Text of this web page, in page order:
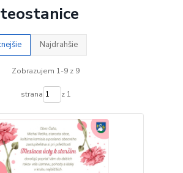
Najdrahšie
Zobrazujem 1-9 z 9
strana z 1